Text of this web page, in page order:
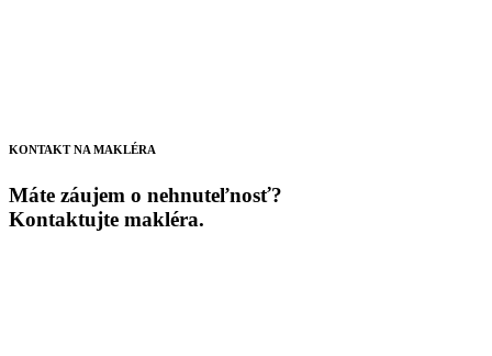
KONTAKT NA MAKLÉRA
Máte záujem o nehnuteľnosť?
Kontaktujte makléra.